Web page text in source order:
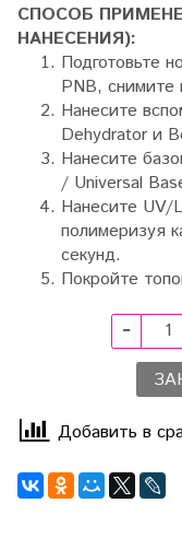
СПОСОБ
НАНЕСЕНИЯ):
Подготовьте
PNB, снимите
Нанесите
Dehydrator и
Нанесите
/ Universal
Нанесите UV/
полимеризуя
секунд.
Покройте
Добавить в